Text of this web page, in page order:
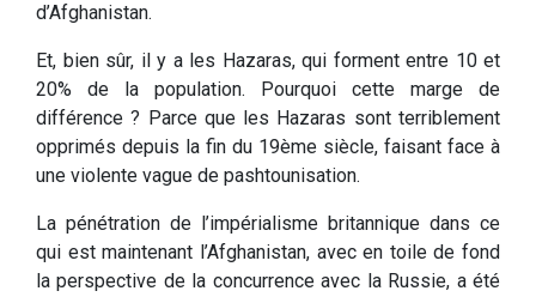
d’Afghanistan.
Et, bien sûr, il y a les Hazaras, qui forment entre 10 et
20% de la population. Pourquoi cette marge de
différence ? Parce que les Hazaras sont terriblement
opprimés depuis la fin du 19ème siècle, faisant face à
une violente vague de pashtounisation.
La pénétration de l’impérialisme britannique dans ce
qui est maintenant l’Afghanistan, avec en toile de fond
la perspective de la concurrence avec la Russie, a été